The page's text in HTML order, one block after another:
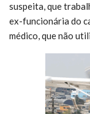
suspeita, que
ex-funcionária do
médico, que não